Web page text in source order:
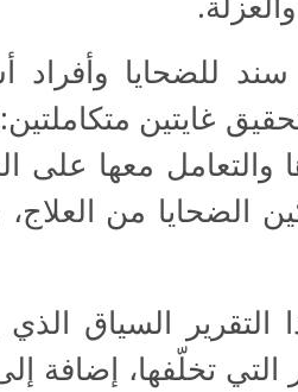
سند للضحايا
غايتين
والتعامل معها
الضحايا من
السياق
التي تخلّفها،